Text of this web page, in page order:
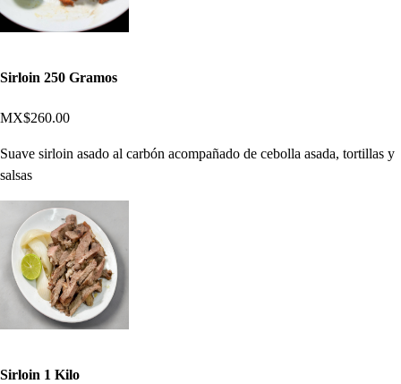
Sirloin 250 Gramos
MX$260.00
Suave sirloin asado al carbón acompañado de cebolla asada, tortillas y
salsas
Sirloin 1 Kilo